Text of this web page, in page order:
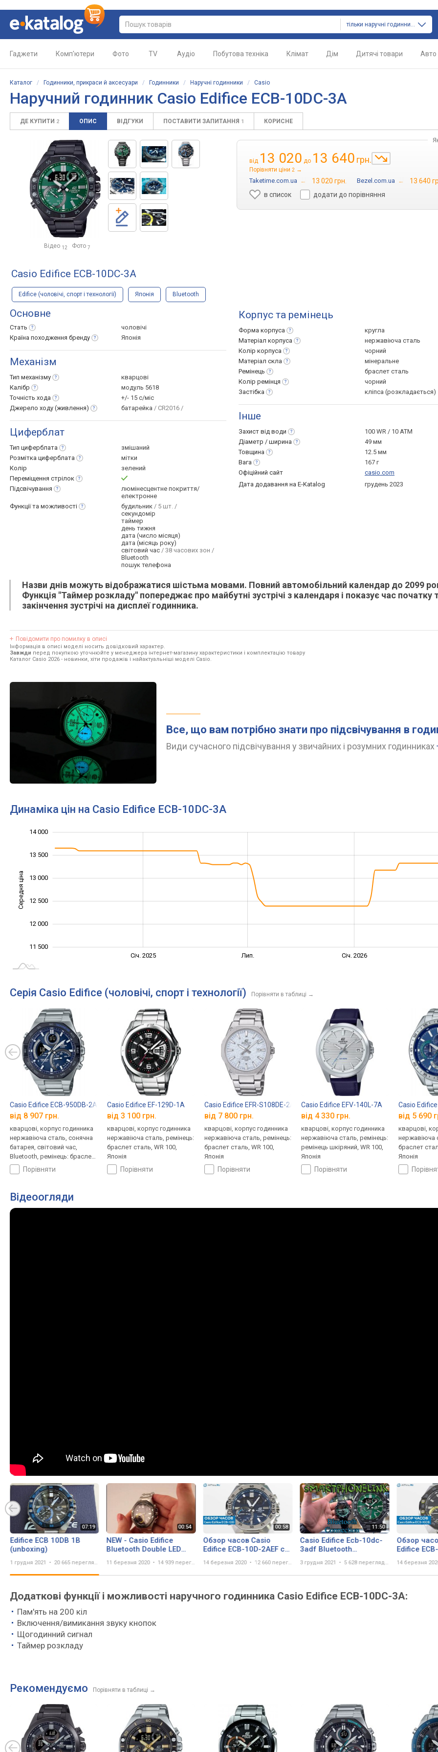
тільки наручні годинники
Гаджети Комп'ютери Фото TV Аудіо Побутова техніка Клімат Дім Дитячі товари Авто
Каталог / Годинники, прикраси й аксесуари / Годинники / Наручні годинники / Casio
Наручний годинник Casio Edifice ECB-10DC-3A
ДЕ КУПИТИ 2 ОПИС ВІДГУКИ ПОСТАВИТИ ЗАПИТАННЯ 1 КОРИСНЕ
Відео 12 Фото 7
від 13 020 до 13 640 грн.
Порівняти ціни 2 →
Taketime.com.ua → 13 020 грн. Bezel.com.ua →
13 640
в список
додати до порівняння
Casio Edifice ECB-10DC-3A
Edifice (чоловічі, спорт і технології) Японія Bluetooth
Основне
Стать
чоловічі
Країна походження бренду Японія
Механізм
Тип механізму
кварцові
Калібр
модуль 5618
Точність хода
+/- 15 с/міс
Джерело ходу (живлення) батарейка / CR2016 /
Циферблат
Тип циферблата
змішаний
Розмітка циферблата
мітки
Колір
зелений
Переміщення стрілок
Підсвічування
люмінесцентне покриття/
електронне
Функції та можливості будильник / 5 шт. /
секундомір
таймер
день тижня
дата (число місяця)
дата (місяць року)
світовий час / 38 часових зон /
Bluetooth
пошук телефона
Корпус та ремінець
Форма корпуса
кругла
Матеріал корпуса
нержавіюча сталь
Колір корпуса
чорний
Матеріал скла
мінеральне
Ремінець
браслет сталь
Колір ремінця
чорний
Застібка
кліпса (розкладається)
Інше
Захист від води
100 WR / 10 ATM
Діаметр / ширина
49 мм
Товщина
12.5 мм
Вага
167 г
Офіційний сайт
casio.com
Дата додавання на E-Katalog
грудень 2023
Назви днів можуть відображатися шістьма мовами. Повний автомобільний календар до 2099
Функція "Таймер розкладу" попереджає про майбутні зустрічі з календаря і показує час початку
закінчення зустрічі на дисплеї годинника.
Повідомити про помилку в описі
Інформація в описі моделі носить довідковий характер.
Завжди перед покупкою уточнюйте у менеджера інтернет-магазину характеристики і комплектацію товару
Каталог Casio 2026 - новинки, хіти продажів і найактуальніші моделі Casio.
Все, що вам потрібно знати про підсвічування в
Види сучасного підсвічування у звичайних і розумних годинниках
Динаміка цін на Casio Edifice ECB-10DC-3A
Середня ціна
11 500
12 000
12 500
13 000
13 500
14 000
Січ. 2025 Лип. Січ. 2026
Серія Casio Edifice (чоловічі, спорт і технології) Порівняти в таблиці →
Casio Edifice ECB-950DB-2A
від 8 907 грн.
кварцові, корпус годинника
нержавіюча сталь, сонячна
батарея, світовий час,
Bluetooth, ремінець: браслет
сталь, WR 100, Японія
порівняти
Casio Edifice EF-129D-1A
від 3 100 грн.
кварцові, корпус годинника
нержавіюча сталь, ремінець:
браслет сталь, WR 100,
Японія
порівняти
Casio Edifice EFR-S108DE-2A
від 7 800 грн.
кварцові, корпус годинника
нержавіюча сталь, ремінець:
браслет сталь, WR 100,
Японія
порівняти
Casio Edifice EFV-140L-7A
від 4 330 грн.
кварцові, корпус годинника
нержавіюча сталь, ремінець:
ремінець шкіряний, WR 100,
Японія
порівняти
Casio
від 5 690
кварцові,
нержавіюча
браслет
Японія
Відеоогляди
Edifice ECB 10DB 1B
(unboxing)
1 грудня 2021 20 665 переглядів
NEW - Casio Edifice
Bluetooth Double LED
10DB-1AEF - CLOSE UP
11 березня 2020 14 939 переглядів
Обзор часов Casio
Edifice ECB-10D-2AEF с
наручные часы. Alltime
14 березня 2020 12 660 переглядів
Casio Edifice Ecb-10dc-
3adf Bluetooth
3 грудня 2021 5 628 переглядів
Обзор
Edifice
наручные
14 березня
Додаткові функції і можливості наручного годинника Casio Edifice ECB-10DC-3A:
Пам'ять на 200 кіл
Включення/вимикання звуку кнопок
Щогодинний сигнал
Таймер розкладу
Рекомендуємо Порівняти в таблиці →